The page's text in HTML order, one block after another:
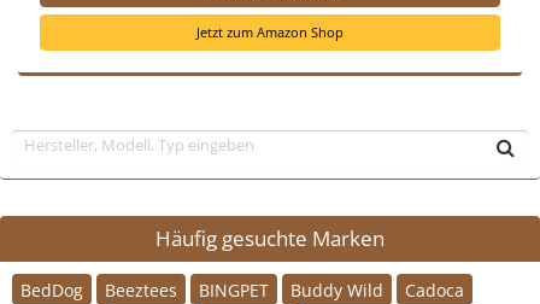
Jetzt zum Amazon Shop
Häufig gesuchte Marken
BedDog Beeztees BINGPET Buddy Wild
Cadoca